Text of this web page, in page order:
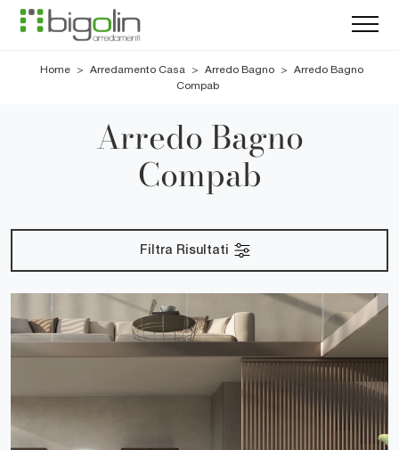
Home > Arredamento Casa > Arredo Bagno > Arredo Bagno
Compab
Arredo Bagno
Compab
Filtra Risultati